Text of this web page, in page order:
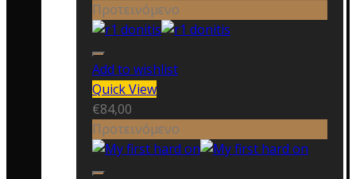
Προτεινόμενο
Add to wishlist
Quick View
€84,00
Προτεινόμενο